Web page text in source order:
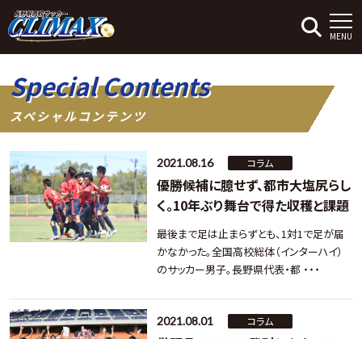
MENU
Special Contents
スペシャルコンテンツ
2021.08.16 コラム
優勝候補に臆せず、都市大塩尻らし
く。10年ぶり舞台で得た収穫と課題
最後まで足は止まらずとも、1対1で足が届
かなかった。全国高校総体（インターハイ）
のサッカー男子。長野県代表・都 ・・・
2021.08.01 コラム